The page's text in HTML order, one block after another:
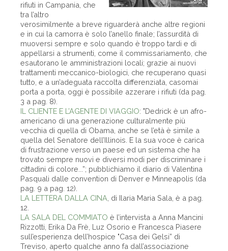
rifiuti in Campania, che
tra l’altro
verosimilmente a breve riguarderà anche altre regioni
e in cui la camorra è solo l’anello finale; l’assurdità di
muoversi sempre e solo quando è troppo tardi e di
appellarsi a strumenti, come il commissariamento, che
esautorano le amministrazioni locali; grazie ai nuovi
trattamenti meccanico-biologici, che recuperano quasi
tutto, e a un’adeguata raccolta differenziata, casomai
porta a porta, oggi è possibile azzerare i rifiuti (da pag.
3 a pag. 8).
IL CLIENTE E L’AGENTE DI VIAGGIO: "Dedrick è un afro-
americano di una generazione culturalmente più
vecchia di quella di Obama, anche se l’età è simile a
quella del Senatore dell’Illinois. E la sua voce è carica
di frustrazione verso un paese ed un sistema che ha
trovato sempre nuovi e diversi modi per discriminare i
cittadini di colore...”; pubblichiamo il diario di Valentina
Pasquali dalle convention di Denver e Minneapolis (da
pag. 9 a pag. 12).
LA LETTERA DALLA CINA , di Ilaria Maria Sala, è a pag.
12.
LA SALA DEL COMMIATO è l’intervista a Anna Mancini
Rizzotti, Erika Da Frè, Luz Osorio e Francesca Piasere
sull’esperienza dell’hospice "Casa dei Gelsi” di
Treviso, aperto qualche anno fa dall’associazione